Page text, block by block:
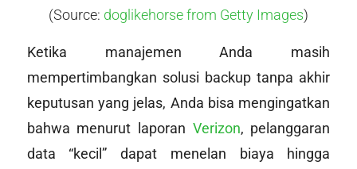
(Source: doglikehorse from Getty Images)
Ketika manajemen Anda masih
mempertimbangkan solusi backup tanpa akhir
keputusan yang jelas, Anda bisa mengingatkan
bahwa menurut laporan Verizon, pelanggaran
data “kecil” dapat menelan biaya hingga